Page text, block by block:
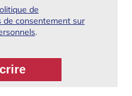
de
de consentement sur
.